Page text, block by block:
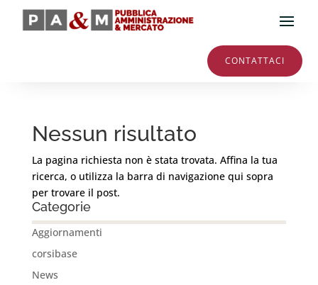
CONTATTACI
Nessun risultato
La pagina richiesta non è stata trovata. Affina la tua
ricerca, o utilizza la barra di navigazione qui sopra
per trovare il post.
Categorie
Aggiornamenti
corsibase
News